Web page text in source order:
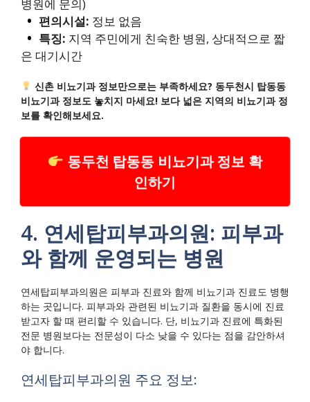
병원에 문의)
편의시설: 정보 없음
특징: 지역 주민에게 친숙한 병원, 상대적으로 짧
은 대기시간
신촌 비뇨기과 정보만으로는 부족하세요? 동두천시 탑동동
비뇨기과 정보도 놓치지 마세요! 보다 넓은 지역의 비뇨기과 정
보를 확인해보세요.
동두천 탑동동 비뇨기과 정보 확
인하기
4. 연세탑피부과의원: 피부과
와 함께 운영되는 병원
연세탑피부과의원은 피부과 진료와 함께 비뇨기과 진료도 병행
하는 곳입니다. 피부과와 관련된 비뇨기과 질환을 동시에 진료
받고자 할 때 편리할 수 있습니다. 단, 비뇨기과 진료에 특화된
전문 병원보다는 전문성이 다소 낮을 수 있다는 점을 감안하셔
야 합니다.
연세탑피부과의원 주요 정보: